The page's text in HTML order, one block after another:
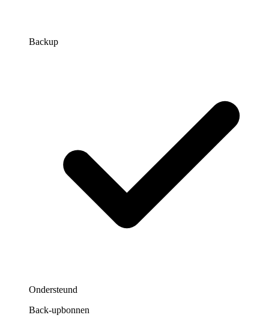
Backup
Ondersteund
Back-upbonnen